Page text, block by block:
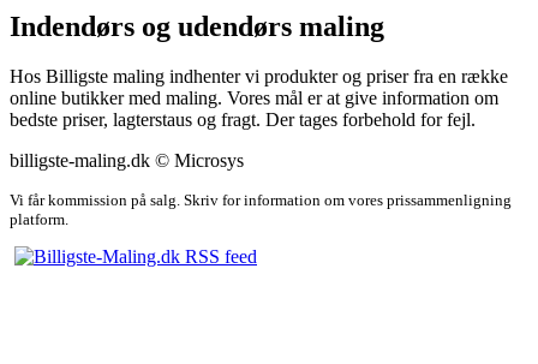
Indendørs og udendørs maling
Hos Billigste maling indhenter vi produkter og priser fra en række
online butikker med maling. Vores mål er at give information om
bedste priser, lagterstaus og fragt. Der tages forbehold for fejl.
billigste-maling.dk © Microsys
Vi får kommission på salg. Skriv for information om vores prissammenligning
platform.